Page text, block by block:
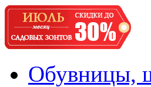
Обувницы,